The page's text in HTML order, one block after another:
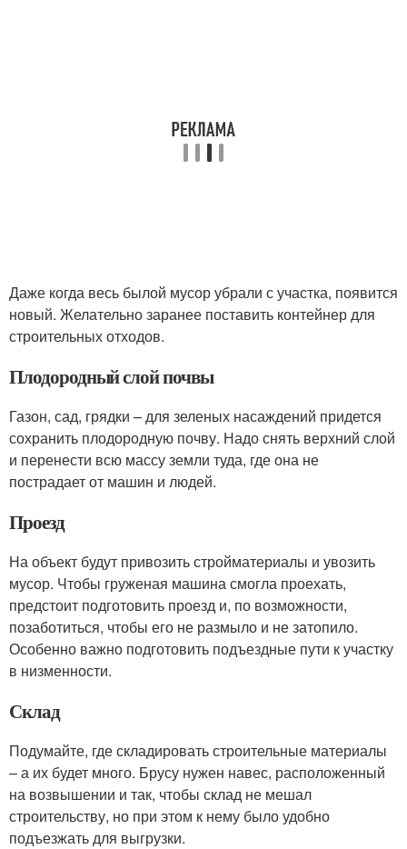
Даже когда весь былой мусор убрали с участка, появится
новый. Желательно заранее поставить контейнер для
строительных отходов.
Плодородный слой почвы
Газон, сад, грядки – для зеленых насаждений придется
сохранить плодородную почву. Надо снять верхний слой
и перенести всю массу земли туда, где она не
пострадает от машин и людей.
Проезд
На объект будут привозить стройматериалы и увозить
мусор. Чтобы груженая машина смогла проехать,
предстоит подготовить проезд и, по возможности,
позаботиться, чтобы его не размыло и не затопило.
Особенно важно подготовить подъездные пути к участку
в низменности.
Склад
Подумайте, где складировать строительные материалы
– а их будет много. Брусу нужен навес, расположенный
на возвышении и так, чтобы склад не мешал
строительству, но при этом к нему было удобно
подъезжать для выгрузки.